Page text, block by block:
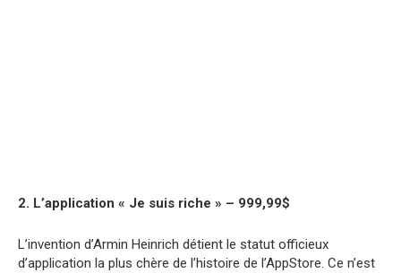
2. L’application « Je suis riche » – 999,99$
L’invention d’Armin Heinrich détient le statut officieux
d’application la plus chère de l’histoire de l’AppStore. Ce n’est